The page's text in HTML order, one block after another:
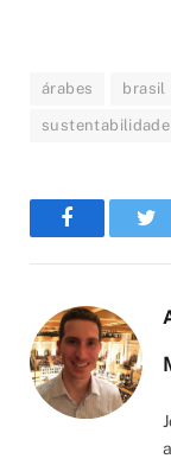
árabes brasil
sustentabilidade
Facebook